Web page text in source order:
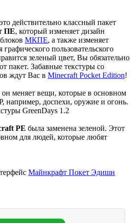
действительно классный пакет
ПЕ, который изменяет дизайн
МКПЕ, а также изменяет
пользовательского
зеленый цвет, Вы обязательно
пакет. Забавные текстуры со
ждут Вас в Minecraft Pocket Edition!
он меняет вещи, которые в основном
например, доспехи, оружие и огонь.
PE была заменена зеленой. Этот
для людей, которые любят
Майнкрафт Покет Эдишн